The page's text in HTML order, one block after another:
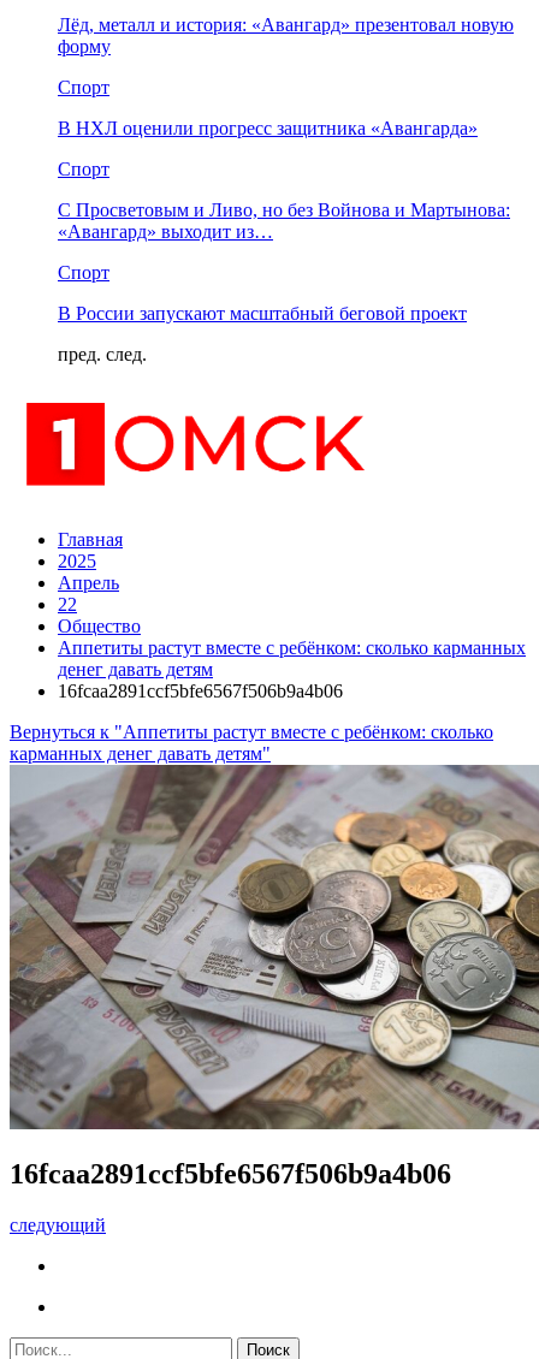
Лёд, металл и история: «Авангард» презентовал новую
форму
Спорт
В НХЛ оценили прогресс защитника «Авангарда»
Спорт
С Просветовым и Ливо, но без Войнова и Мартынова:
«Авангард» выходит из…
Спорт
В России запускают масштабный беговой проект
пред. след.
Главная
2025
Апрель
22
Общество
Аппетиты растут вместе с ребёнком: сколько карманных
денег давать детям
16fcaa2891ccf5bfe6567f506b9a4b06
Вернуться к "Аппетиты растут вместе с ребёнком: сколько
карманных денег давать детям"
16fcaa2891ccf5bfe6567f506b9a4b06
следующий